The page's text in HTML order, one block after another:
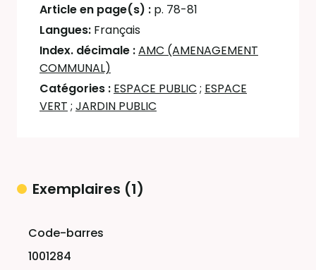
Article en page(s) : p. 78-81
Langues: Français
Index. décimale :AMC (AMENAGEMENT
COMMUNAL)
Catégories : ESPACE PUBLIC ; ESPACE
VERT ; JARDIN PUBLIC
Exemplaires (1)
1001284